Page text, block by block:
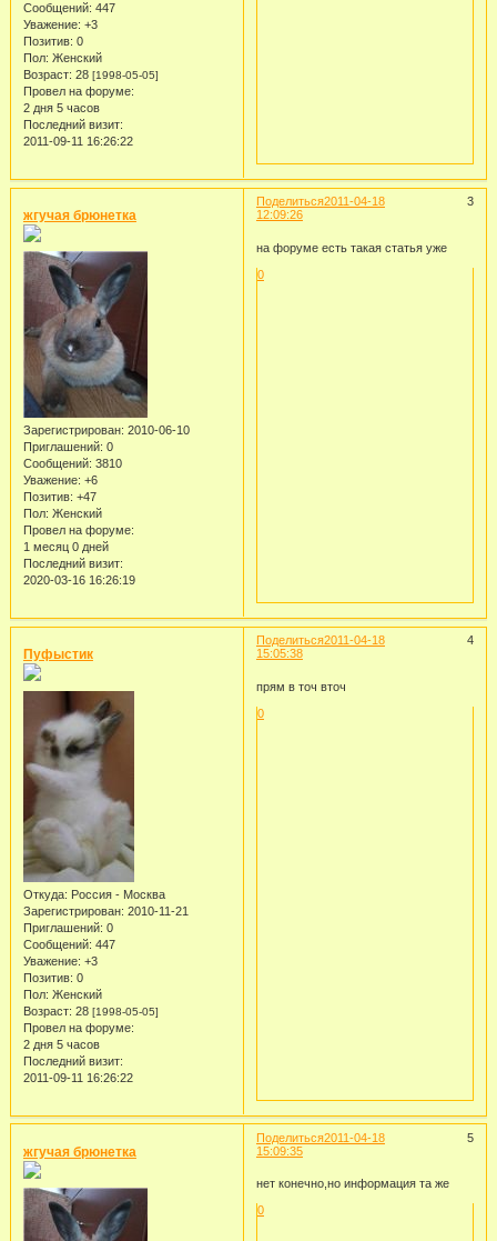
Сообщений: 447
Уважение: +3
Позитив: 0
Пол: Женский
Возраст: 28 [1998-05-05]
Провел на форуме:
2 дня 5 часов
Последний визит:
2011-09-11 16:26:22
Поделиться 3
2011-04-18
12:09:26
жгучая брюнетка
Зарегистрирован: 2010-06-10
Приглашений: 0
Сообщений: 3810
Уважение: +6
Позитив: +47
Пол: Женский
Провел на форуме:
1 месяц 0 дней
Последний визит:
2020-03-16 16:26:19
на форуме есть такая статья уже
0
Поделиться 4
2011-04-18
15:05:38
Пуфыстик
Откуда: Россия - Москва
Зарегистрирован: 2010-11-21
Приглашений: 0
Сообщений: 447
Уважение: +3
Позитив: 0
Пол: Женский
Возраст: 28 [1998-05-05]
Провел на форуме:
2 дня 5 часов
Последний визит:
2011-09-11 16:26:22
прям в точ вточ
0
Поделиться 5
2011-04-18
15:09:35
жгучая брюнетка
нет конечно,но информация та же
0